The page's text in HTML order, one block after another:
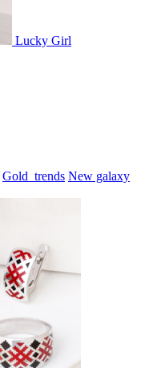
Lucky Girl
Gold_trends New galaxy